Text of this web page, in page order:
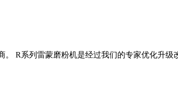
R系列雷蒙磨粉机是经过我们的专家优化升级